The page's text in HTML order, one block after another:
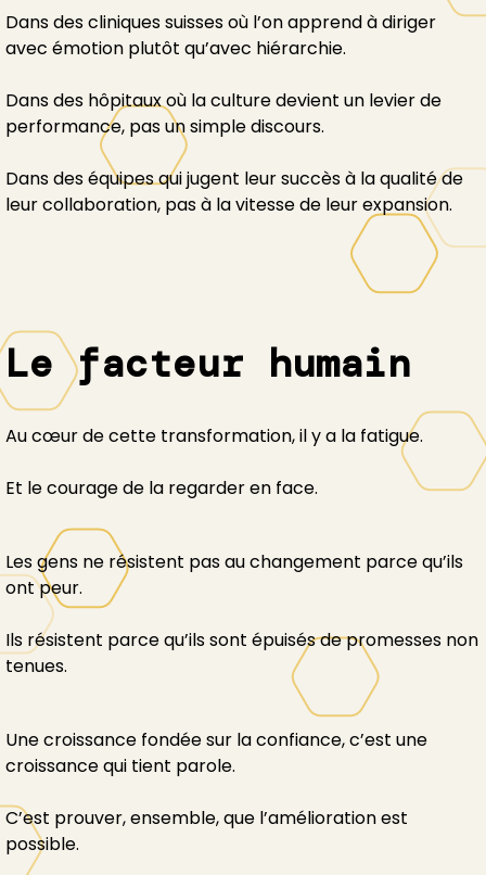
Dans des cliniques suisses où l’on apprend à diriger
avec émotion plutôt qu’avec hiérarchie.
Dans des hôpitaux où la culture devient un levier de
performance, pas un simple discours.
Dans des équipes qui jugent leur succès à la qualité de
leur collaboration, pas à la vitesse de leur expansion.
Le facteur humain
Au cœur de cette transformation, il y a la fatigue.
Et le courage de la regarder en face.
Les gens ne résistent pas au changement parce qu’ils
ont peur.
Ils résistent parce qu’ils sont épuisés de promesses non
tenues.
Une croissance fondée sur la confiance, c’est une
croissance qui tient parole.
C’est prouver, ensemble, que l’amélioration est
possible.